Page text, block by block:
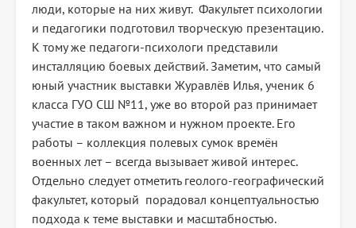
люди, которые на них живут. Факультет психологии
и педагогики подготовил творческую презентацию.
К тому же педагоги-психологи представили
инсталляцию боевых действий. Заметим, что самый
юный участник выставки Журавлёв Илья, ученик 6
класса ГУО СШ №11, уже во второй раз принимает
участие в таком важном и нужном проекте. Его
работы – коллекция полевых сумок времён
военных лет – всегда вызывает живой интерес.
Отдельно следует отметить геолого-географический
факультет, который порадовал концептуальностью
подхода к теме выставки и масштабностью.